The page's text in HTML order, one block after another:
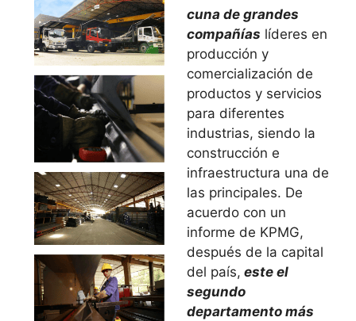
cuna de grandes
compañías líderes en
producción y
comercialización de
productos y servicios
para diferentes
industrias, siendo la
construcción e
infraestructura una de
las principales. De
acuerdo con un
informe de KPMG,
después de la capital
del país, este el
segundo
departamento más